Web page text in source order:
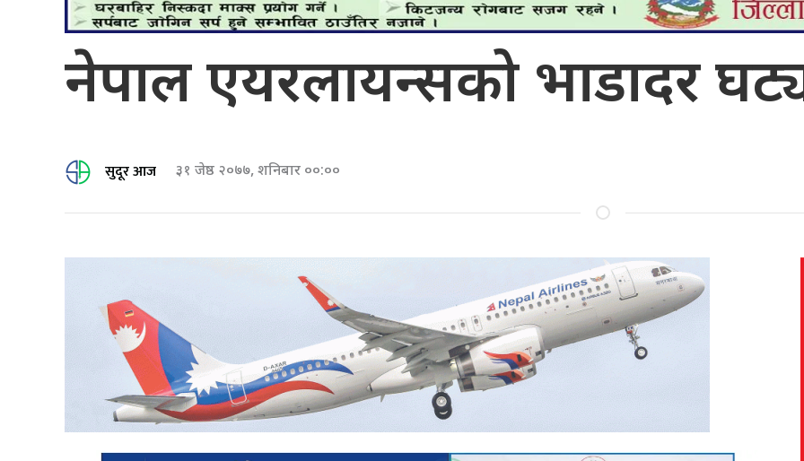
नेपाल एयरलायन्सको भाडादर
सुदूर आज ३१ जेष्ठ २०७७, शनिबार ००:००